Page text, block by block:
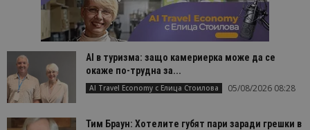
AI в туризма: защо камериерка може да се
окаже по-трудна за...
AI Travel Economy с Елица Стоилова 05/08/2026 08:28
Тим Браун: Хотелите губят пари заради грешки в